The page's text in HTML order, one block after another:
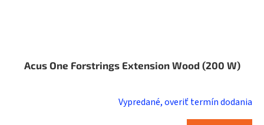
Acus One Forstrings Extension Wood (200 W)
Vypredané, overiť termín dodania